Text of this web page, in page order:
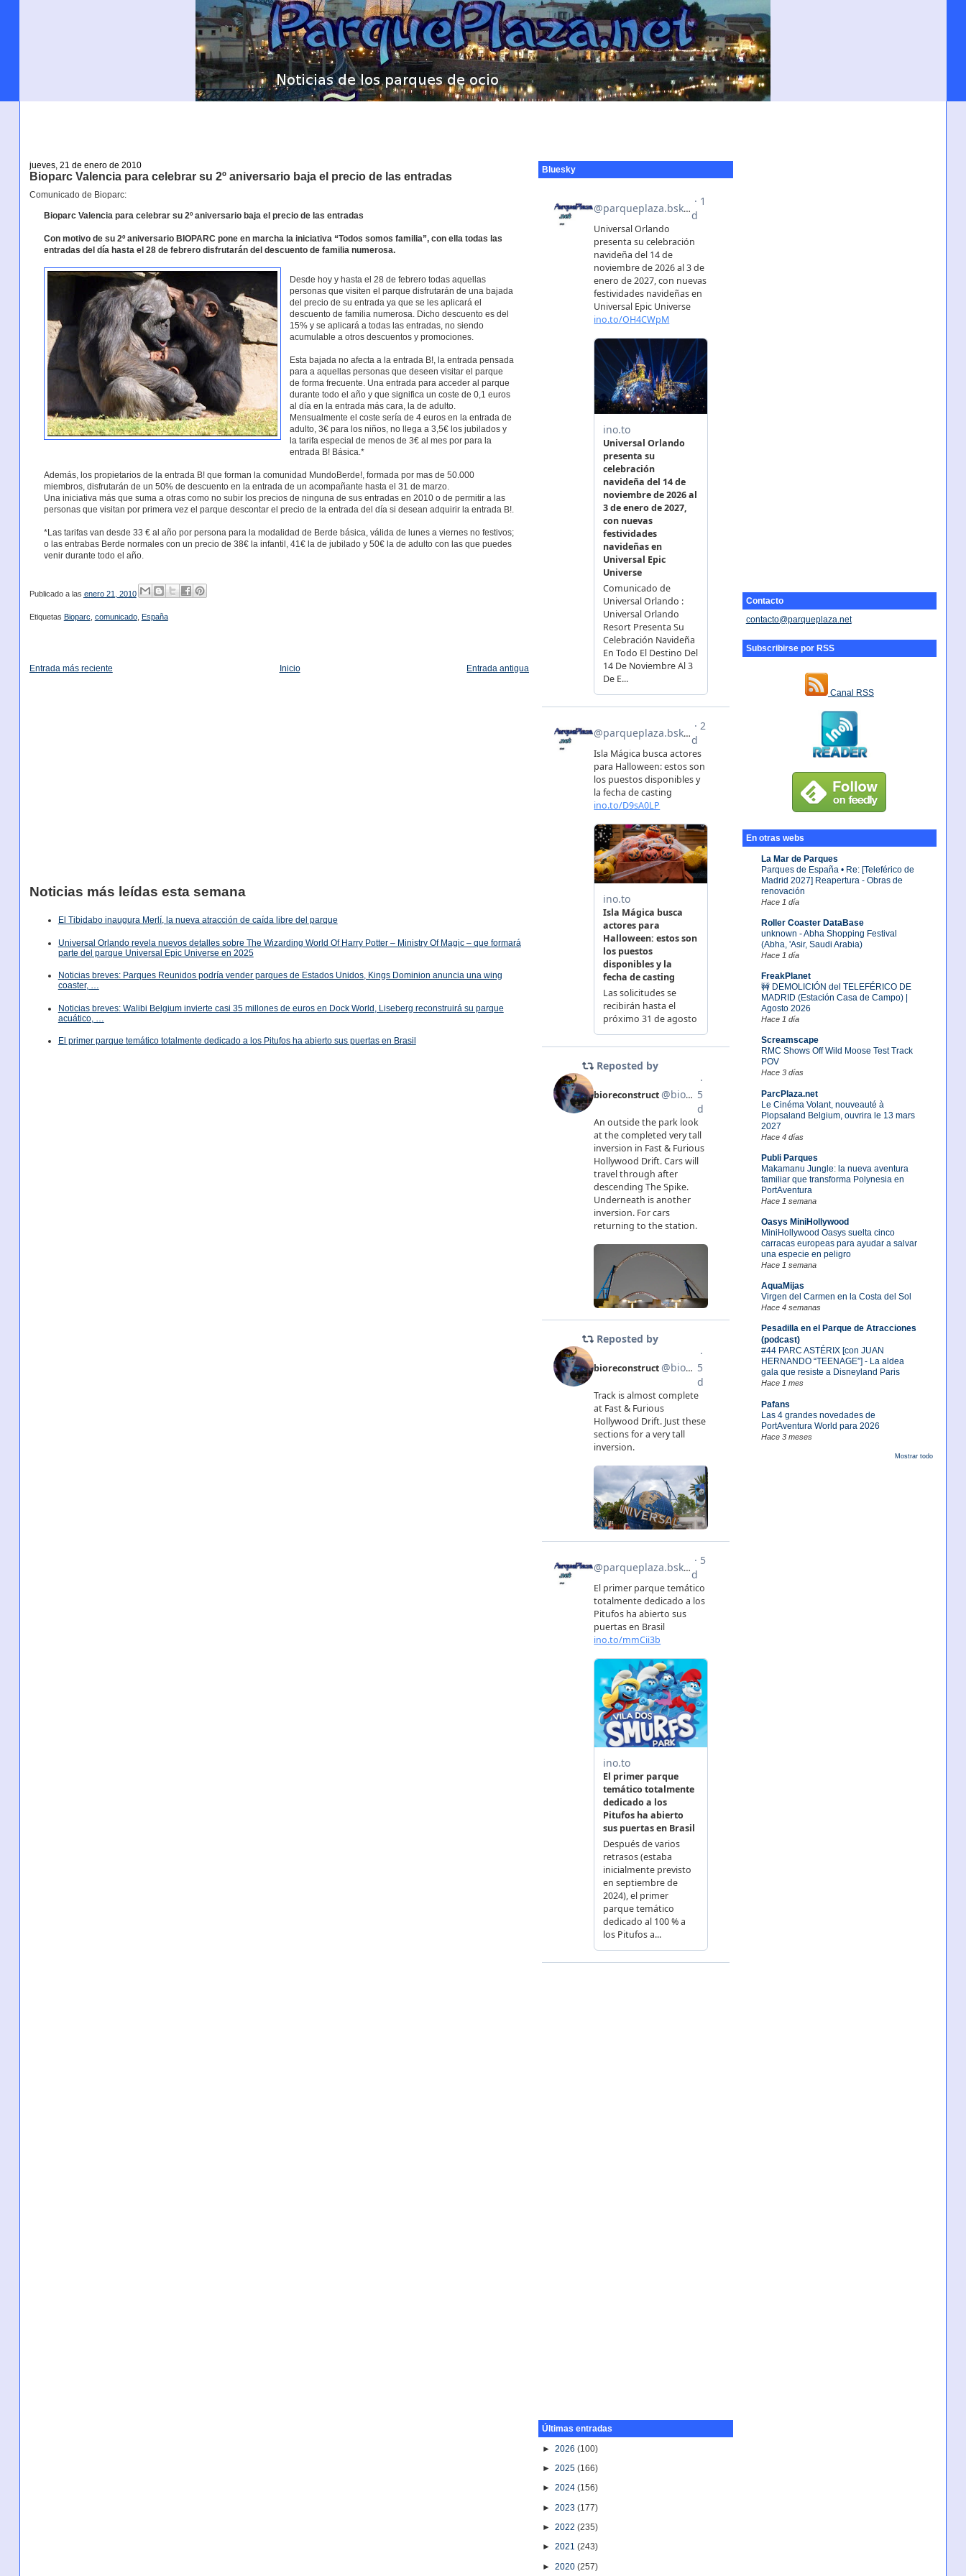
Contacto
contacto@parqueplaza.net
Subscribirse por RSS
Canal RSS
En otras webs
La Mar de Parques
Parques de España • Re: [Teleférico de
Madrid 2027] Reapertura - Obras de
renovación
Hace 1 día
Roller Coaster DataBase
unknown - Abha Shopping Festival
(Abha, 'Asir, Saudi Arabia)
Hace 1 día
FreakPlanet
🚧 DEMOLICIÓN del TELEFÉRICO DE
MADRID (Estación Casa de Campo) |
Agosto 2026
Hace 1 día
Screamscape
RMC Shows Off Wild Moose Test Track
POV
Hace 3 días
ParcPlaza.net
Le Cinéma Volant, nouveauté à
Plopsaland Belgium, ouvrira le 13 mars
2027
Hace 4 días
Publi Parques
Makamanu Jungle: la nueva aventura
familiar que transforma Polynesia en
PortAventura
Hace 1 semana
Oasys MiniHollywood
MiniHollywood Oasys suelta cinco
carracas europeas para ayudar a salvar
una especie en peligro
Hace 1 semana
AquaMijas
Virgen del Carmen en la Costa del Sol
Hace 4 semanas
Pesadilla en el Parque de Atracciones
(podcast)
#44 PARC ASTÉRIX [con JUAN
HERNANDO “TEENAGE”] - La aldea
gala que resiste a Disneyland Paris
Hace 1 mes
Pafans
Las 4 grandes novedades de
PortAventura World para 2026
Hace 3 meses
Mostrar todo
jueves, 21 de enero de 2010
Bioparc Valencia para celebrar su 2º aniversario baja el precio de las entradas
Comunicado de Bioparc:
Bioparc Valencia para celebrar su 2º aniversario baja el precio de las entradas
Con motivo de su 2º aniversario BIOPARC pone en marcha la iniciativa “Todos somos familia”, con ella todas las
entradas del día hasta el 28 de febrero disfrutarán del descuento de familia numerosa.
Desde hoy y hasta el 28 de febrero todas aquellas
personas que visiten el parque disfrutarán de una bajada
del precio de su entrada ya que se les aplicará el
descuento de familia numerosa. Dicho descuento es del
15% y se aplicará a todas las entradas, no siendo
acumulable a otros descuentos y promociones.
Esta bajada no afecta a la entrada B!, la entrada pensada
para a aquellas personas que deseen visitar el parque
de forma frecuente. Una entrada para acceder al parque
durante todo el año y que significa un coste de 0,1 euros
al día en la entrada más cara, la de adulto.
Mensualmente el coste sería de 4 euros en la entrada de
adulto, 3€ para los niños, no llega a 3,5€ los jubilados y
la tarifa especial de menos de 3€ al mes por para la
entrada B! Básica.*
Además, los propietarios de la entrada B! que forman la comunidad MundoBerde!, formada por mas de 50.000
miembros, disfrutarán de un 50% de descuento en la entrada de un acompañante hasta el 31 de marzo.
Una iniciativa más que suma a otras como no subir los precios de ninguna de sus entradas en 2010 o de permitir a las
personas que visitan por primera vez el parque descontar el precio de la entrada del día si desean adquirir la entrada B!.
*Las tarifas van desde 33 € al año por persona para la modalidad de Berde básica, válida de lunes a viernes no festivos;
o las entrabas Berde normales con un precio de 38€ la infantil, 41€ la de jubilado y 50€ la de adulto con las que puedes
venir durante todo el año.
Publicado a las enero 21, 2010
Etiquetas Bioparc comunicado, España
Entrada más reciente Entrada antigua
Inicio
Noticias más leídas esta semana
El Tibidabo inaugura Merlí, la nueva atracción de caída libre del parque
Universal Orlando revela nuevos detalles sobre The Wizarding World Of Harry Potter – Ministry Of Magic – que formará
parte del parque Universal Epic Universe en 2025
Noticias breves: Parques Reunidos podría vender parques de Estados Unidos, Kings Dominion anuncia una wing
coaster, …
Noticias breves: Walibi Belgium invierte casi 35 millones de euros en Dock World, Liseberg reconstruirá su parque
acuático, …
El primer parque temático totalmente dedicado a los Pitufos ha abierto sus puertas en Brasil
Bluesky
Últimas entradas
►2026(100)
►2025(166)
►2024(156)
►2023(177)
►2022(235)
►2021(243)
►2020(257)